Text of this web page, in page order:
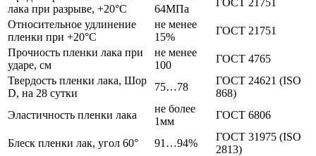
лака при разрыве, +20°С
64МПа
Относительное удлинение
пленки при +20°С
не менее
15%
ГОСТ 21751
Прочность пленки лака при
ударе, см
не менее
100
ГОСТ 4765
Твердость пленки лака, Шор
D, на 28 сутки
75…78
ГОСТ 24621 (ISO
868)
Эластичность пленки лака
не более
1мм
ГОСТ 6806
Блеск пленки лак, угол 60° 91…94%
ГОСТ 31975 (ISO
2813)